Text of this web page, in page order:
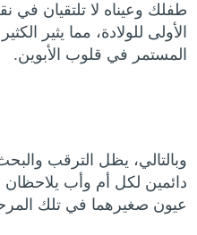
طفلك وعيناه لا تلتقيان في
الأولى للولادة، مما يثير
المستمر في قلوب الأبوين.
وبالتالي، يظل الترقب
دائمين لكل أم وأب
عيون صغيرهما في تلك